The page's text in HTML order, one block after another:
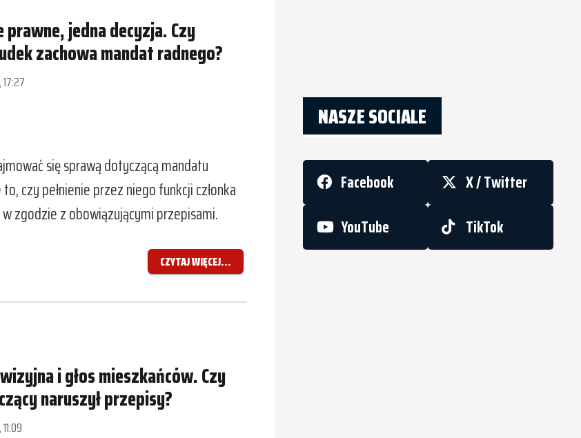
prawne, jedna decyzja. Czy
zachowa mandat radnego?
się sprawą dotyczącą mandatu
czy pełnienie przez niego funkcji członka
zgodzie z obowiązującymi przepisami.
CZYTAJ WIĘCEJ...
i głos mieszkańców. Czy
naruszył przepisy?
NASZE SOCIALE
Facebook
X / Twitter
YouTube
TikTok